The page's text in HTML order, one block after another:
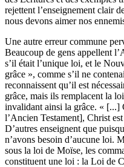
rejettent l’enseignement clair
nous devons aimer nos
Une autre erreur commune
Beaucoup de gens appellent
s’il était l’unique loi, et le
grâce », comme s’il ne
reconnaissent qu’il est
grâce, mais ils remplacent la
invalidant ainsi la grâce. « [...]
l’Ancien Testament], Christ
D’autres enseignent que
n’avons besoin d’aucune loi.
sous la loi de Moïse, les
constituent une loi : la Loi de